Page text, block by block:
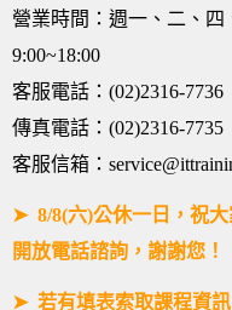
營業時間：週一、二、四
9:00~18:00
客服電話：(02)2316-7736
傳真電話：(02)2316-7735
客服信箱：
➤ 8/8(六)公休一日，祝
開放電話諮詢，謝謝您！
➤ 若有填表索取課程資